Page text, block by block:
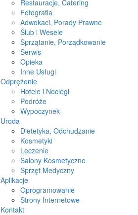
Restauracje, Catering
Fotografia
Adwokaci, Porady Prawne
Ślub i Wesele
Sprzątanie, Porządkowanie
Serwis
Opieka
Inne Usługi
Odprężenie
Hotele i Noclegi
Podróże
Wypoczynek
Uroda
Dietetyka, Odchudzanie
Kosmetyki
Leczenie
Salony Kosmetyczne
Sprzęt Medyczny
Aplikacje
Oprogramowanie
Strony Internetowe
Kontakt